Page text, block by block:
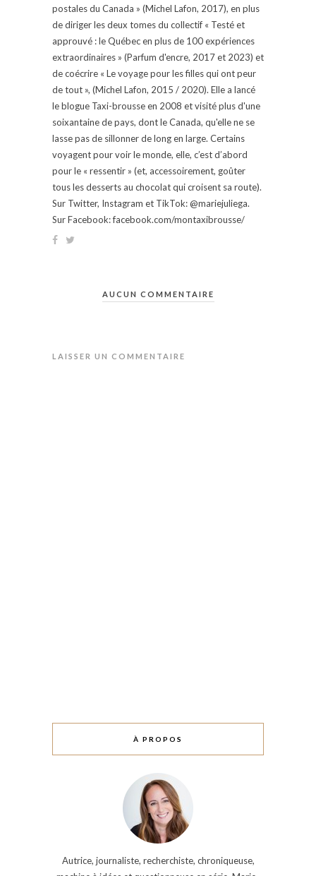
postales du Canada » (Michel Lafon, 2017), en plus
de diriger les deux tomes du collectif « Testé et
approuvé : le Québec en plus de 100 expériences
extraordinaires » (Parfum d'encre, 2017 et 2023) et
de coécrire « Le voyage pour les filles qui ont peur
de tout », (Michel Lafon, 2015 / 2020). Elle a lancé
le blogue Taxi-brousse en 2008 et visité plus d'une
soixantaine de pays, dont le Canada, qu'elle ne se
lasse pas de sillonner de long en large. Certains
voyagent pour voir le monde, elle, c’est d’abord
pour le « ressentir » (et, accessoirement, goûter
tous les desserts au chocolat qui croisent sa route).
Sur Twitter, Instagram et TikTok: @mariejuliega.
Sur Facebook: facebook.com/montaxibrousse/
AUCUN COMMENTAIRE
LAISSER UN COMMENTAIRE
À PROPOS
Autrice, journaliste, recherchiste, chroniqueuse,